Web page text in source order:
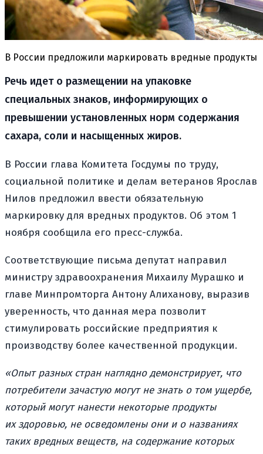
В России предложили маркировать вредные продукты
Речь идет о размещении на упаковке
специальных знаков, информирующих о
превышении установленных норм содержания
сахара, соли и насыщенных жиров.
В России глава Комитета Госдумы по труду,
социальной политике и делам ветеранов Ярослав
Нилов предложил ввести обязательную
маркировку для вредных продуктов. Об этом 1
ноября сообщила его пресс-служба.
Соответствующие письма депутат направил
министру здравоохранения Михаилу Мурашко и
главе Минпромторга Антону Алиханову, выразив
уверенность, что данная мера позволит
стимулировать российские предприятия к
производству более качественной продукции.
«Опыт разных стран наглядно демонстрирует, что
потребители зачастую могут не знать о том ущербе,
который могут нанести некоторые продукты
их здоровью, не осведомлены они и о названиях
таких вредных веществ, на содержание которых